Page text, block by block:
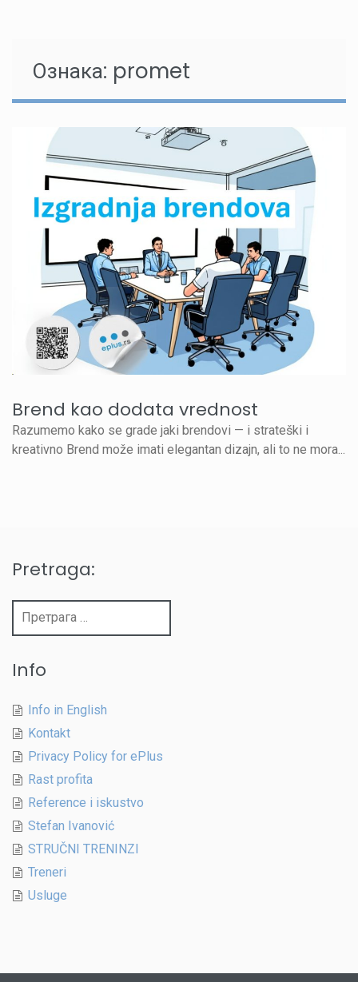
Ознака: promet
Brend kao dodata vrednost
Razumemo kako se grade jaki brendovi — i strateški i
kreativno Brend može imati elegantan dizajn, ali to ne mora...
Pretraga:
Претрага
Info
Info in English
Kontakt
Privacy Policy for ePlus
Rast profita
Reference i iskustvo
Stefan Ivanović
STRUČNI TRENINZI
Treneri
Usluge